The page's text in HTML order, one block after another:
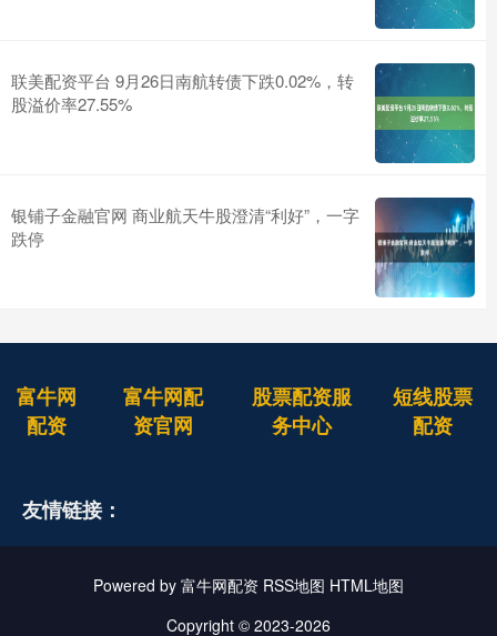
联美配资平台 9月26日南航转债下跌0.02%，转
股溢价率27.55%
银铺子金融官网 商业航天牛股澄清“利好”，一字
跌停
富牛网
配资
富牛网配
资官网
股票配资服
务中心
短线股票
配资
友情链接：
Powered by 富牛网配资 RSS地图 HTML地图
Copyright © 2023-2026